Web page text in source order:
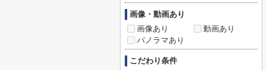
画像・動画あり
画像あり
動画あり
パノラマあり
こだわり条件